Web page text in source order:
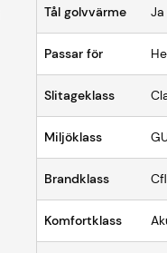
Tål golvvärme Ja
Passar för
Slitageklass
Miljöklass
Brandklass
Komfortklass